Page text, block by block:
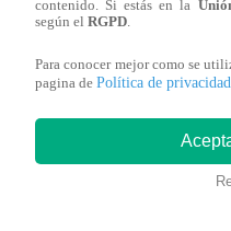
Ricardo Morán dio el
a los últimos cuatro
contenido. Si estás en la
según el RGPD
Para conocer mejor como se
pagina de Política de privacidad